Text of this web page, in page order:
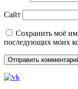
Сайт
Сохранить моё
последующих моих